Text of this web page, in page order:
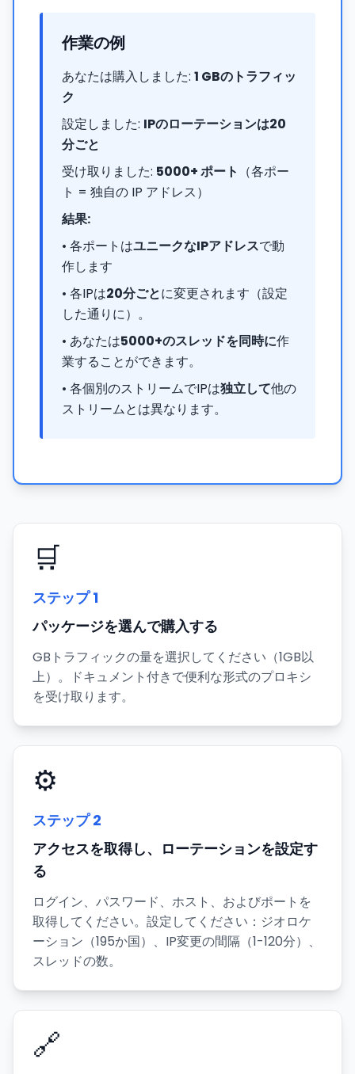
作業の例
あなたは購入しました: 1 GBのトラフィッ
ク
設定しました: IPのローテーションは20
分ごと
受け取りました: 5000+ ポート （各ポー
ト = 独自の IP アドレス）
結果:
• 各ポートはユニークなIPアドレスで動
作します
• 各IPは20分ごとに変更されます（設定
した通りに）。
• あなたは5000+のスレッドを同時に作
業することができます。
• 各個別のストリームでIPは独立して他の
ストリームとは異なります。
🛒
ステップ 1
パッケージを選んで購入する
GBトラフィックの量を選択してください（1GB以
上）。ドキュメント付きで便利な形式のプロキシ
を受け取ります。
⚙️
ステップ 2
アクセスを取得し、ローテーションを設定す
る
ログイン、パスワード、ホスト、およびポートを
取得してください。設定してください：ジオロケ
ーション（195か国）、IP変更の間隔（1-120分）、
スレッドの数。
🔗